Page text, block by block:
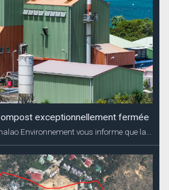
exceptionnellement fermée
Environnement vous informe que la...